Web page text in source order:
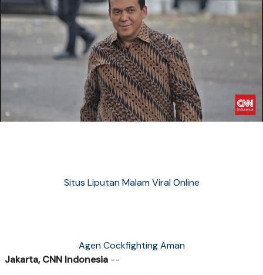
Situs Liputan Malam Viral Online
Agen Cockfighting Aman
Jakarta, CNN Indonesia --